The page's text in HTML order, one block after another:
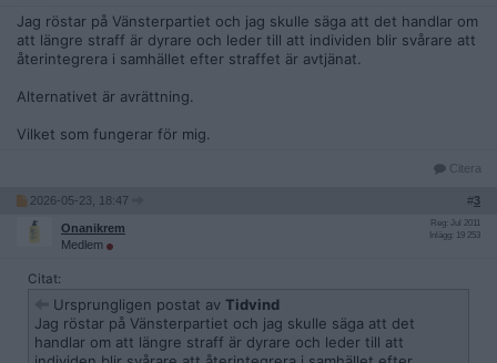
Jag röstar på Vänsterpartiet och jag skulle säga att det handlar om
att längre straff är dyrare och leder till att individen blir svårare att
återintegrera i samhället efter straffet är avtjänat.
Alternativet är avrättning.
Vilket som fungerar för mig.
Citera
2026-05-23, 18:47 #3
Onanikrem
Medlem
Reg: Jul 2011
Inlägg: 19 253
Citat:
Ursprungligen postat av Tidvind
Jag röstar på Vänsterpartiet och jag skulle säga att det
handlar om att längre straff är dyrare och leder till att